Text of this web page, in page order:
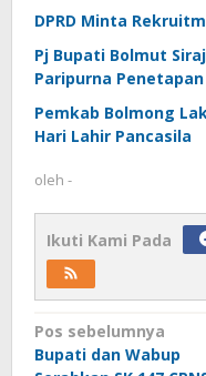
DPRD Minta
Pj Bupati Bolmut
Paripurna
Pemkab Bolmong
Hari Lahir Pancasila
oleh -
Ikuti Kami Pada
Navigasi
pos
Pos sebelumnya
Bupati dan Wabup